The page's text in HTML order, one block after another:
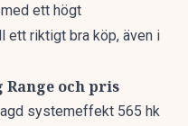
ett högt
ett riktigt bra köp, även i
och pris
systemeffekt 565 hk